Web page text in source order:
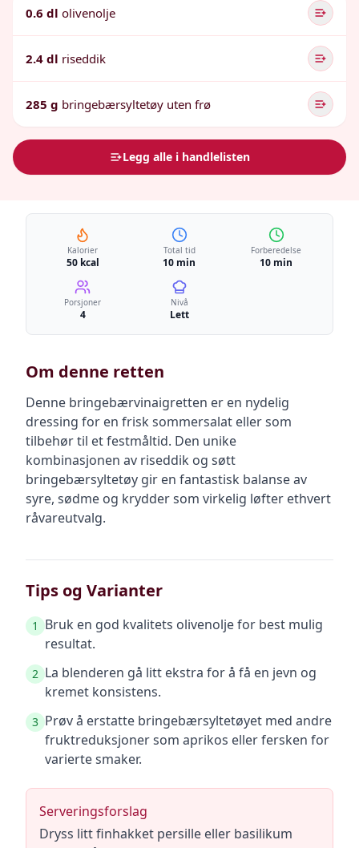
0.6 dl olivenolje
2.4 dl riseddik
285 g bringebærsyltetøy uten frø
Legg alle i handlelisten
Kalorier
50 kcal
Total tid
10 min
Forberedelse
10 min
Porsjoner
4
Nivå
Lett
Om denne retten
Denne bringebærvinaigretten er en nydelig
dressing for en frisk sommersalat eller som
tilbehør til et festmåltid. Den unike
kombinasjonen av riseddik og søtt
bringebærsyltetøy gir en fantastisk balanse av
syre, sødme og krydder som virkelig løfter ethvert
råvareutvalg.
Tips og Varianter
1
Bruk en god kvalitets olivenolje for best mulig
resultat.
2 La blenderen gå litt ekstra for å få en jevn og
kremet konsistens.
3 Prøv å erstatte bringebærsyltetøyet med andre
fruktreduksjoner som aprikos eller fersken for
varierte smaker.
Serveringsforslag
Dryss litt finhakket persille eller basilikum